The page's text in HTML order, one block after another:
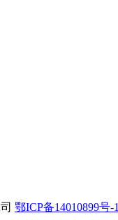
鄂ICP备14010899号-1